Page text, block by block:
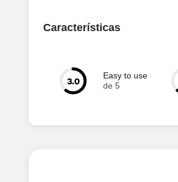
Características
3.0
Easy to use
de 5